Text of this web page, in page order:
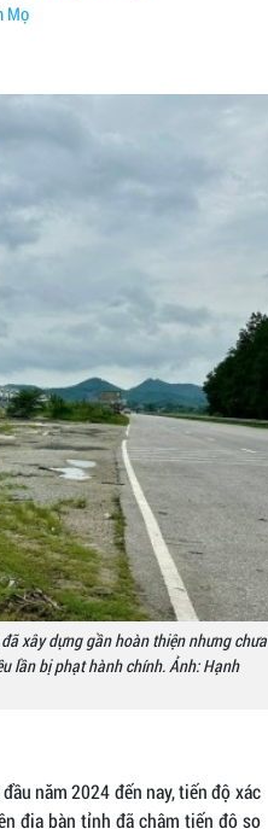
Mọ
xây dựng gần hoàn thiện nhưng chưa
lần bị phạt hành chính. Ảnh: Hạnh
năm 2024 đến nay, tiến độ xác
địa bàn tỉnh đã chậm tiến độ so